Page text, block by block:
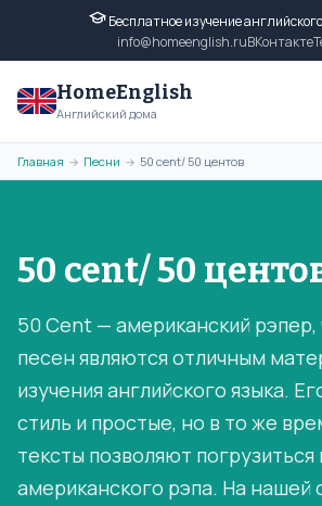
Бесплатное изучение
info@homeenglish.ruВКонтакте
HomeEnglish
Английский дома
Главная → Песни → 50 cent/ 50 центов
50 cent/ 50
50 Cent — американский рэпер,
песен являются отличным
изучения английского языка.
стиль и простые, но в то же
тексты позволяют
американского рэпа. На нашей